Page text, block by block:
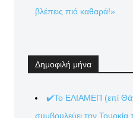
βλέπεις πιό καθαρά!».
Δημοφιλή μήνα
✔️Το ΕΛΙΑΜΕΠ (επί
συμβουλεύει την Τουρκία